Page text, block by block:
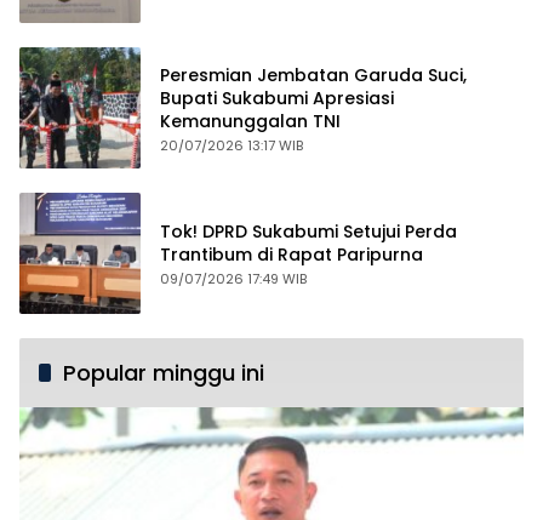
Peresmian Jembatan Garuda Suci,
Bupati Sukabumi Apresiasi
Kemanunggalan TNI
20/07/2026 13:17 WIB
Tok! DPRD Sukabumi Setujui Perda
Trantibum di Rapat Paripurna
09/07/2026 17:49 WIB
Popular minggu ini